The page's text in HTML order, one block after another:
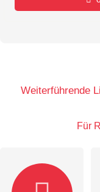
E-Mail-Adresse
Weiterführende
Für